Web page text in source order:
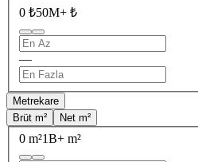
0 ₺50M+ ₺
—
Metrekare
Brüt m²
Net m²
0 m²1B+ m²